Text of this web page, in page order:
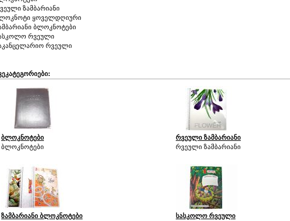
ზამბარიანი
ყოველდღიური
ბლოკნოტები
რვეული
რვეული
ბლოკნოტები
ბლოკნოტები
რვეული ზამბარიანი
რვეული ზამბარიანი
ზამბარიანი ბლოკნოტები
სასკოლო რვეული